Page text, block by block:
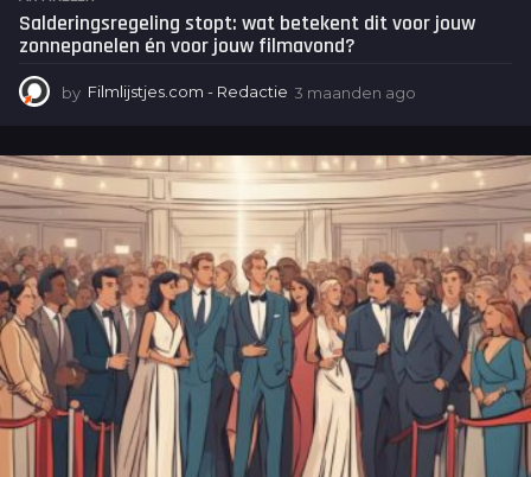
Salderingsregeling stopt: wat betekent dit voor jouw
zonnepanelen én voor jouw filmavond?
by Filmlijstjes.com - Redactie 3 maanden ago
a
n
d
e
n
a
g
o